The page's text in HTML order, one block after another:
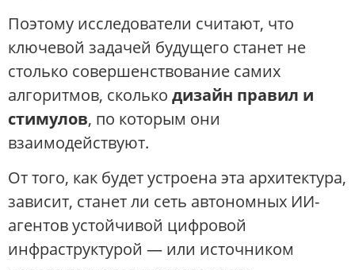
Поэтому исследователи считают, что
ключевой задачей будущего станет не
столько совершенствование самих
алгоритмов, сколько дизайн правил и
стимулов, по которым они
взаимодействуют.
От того, как будет устроена эта архитектура,
зависит, станет ли сеть автономных ИИ-
агентов устойчивой цифровой
инфраструктурой — или источником